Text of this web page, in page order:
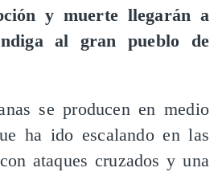
y muerte llegarán a
al gran pueblo de
se producen en medio
ha ido escalando en las
ataques cruzados y una